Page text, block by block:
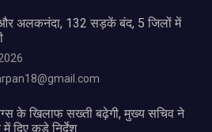
अलकनंदा, 132 सड़कें बंद, 5 जिलों में
के खिलाफ सख्ती बढ़ेगी, मुख्य सचिव ने
दिए कड़े निर्देश